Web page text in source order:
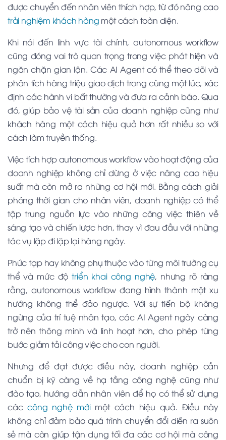
được chuyển đến nhân viên thích hợp, từ đó nâng cao
trải nghiệm khách hàng một cách toàn diện.
Khi nói đến lĩnh vực tài chính, autonomous workflow
cũng đóng vai trò quan trọng trong việc phát hiện và
ngăn chặn gian lận. Các AI Agent có thể theo dõi và
phân tích hàng triệu giao dịch trong cùng một lúc, xác
định các hành vi bất thường và đưa ra cảnh báo. Qua
đó, giúp bảo vệ tài sản của doanh nghiệp cũng như
khách hàng một cách hiệu quả hơn rất nhiều so với
cách làm truyền thống.
Việc tích hợp autonomous workflow vào hoạt động của
doanh nghiệp không chỉ dừng ở việc nâng cao hiệu
suất mà còn mở ra những cơ hội mới. Bằng cách giải
phóng thời gian cho nhân viên, doanh nghiệp có thể
tập trung nguồn lực vào những công việc thiên về
sáng tạo và chiến lược hơn, thay vì đau đầu với những
tác vụ lặp đi lặp lại hàng ngày.
Phức tạp hay không phụ thuộc vào từng môi trường cụ
thể và mức độtriển khai công nghệ, nhưng rõ ràng
rằng, autonomous workflow đang hình thành một xu
hướng không thể đảo ngược. Với sự tiến bộ không
ngừng của trí tuệ nhân tạo, các AI Agent ngày càng
trở nên thông minh và linh hoạt hơn, cho phép từng
bước giảm tải công việc cho con người.
Nhưng để đạt được điều này, doanh nghiệp cần
chuẩn bị kỹ càng về hạ tầng công nghệ cũng như
đào tạo, hướng dẫn nhân viên để họ có thể sử dụng
cáccông nghệ mớimột cách hiệu quả. Điều này
không chỉ đảm bảo quá trình chuyển đổi diễn ra suôn
sẻ mà còn giúp tận dụng tối đa các cơ hội mà công